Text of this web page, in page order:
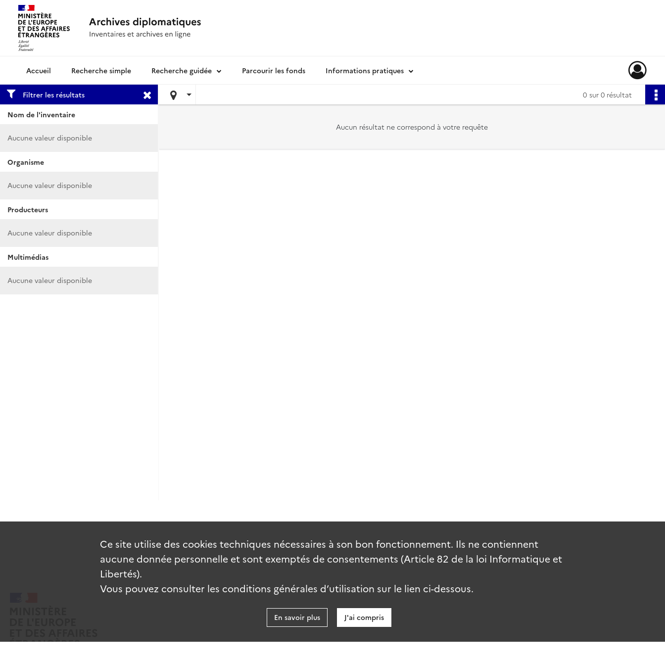
Archives diplomatiquesRecherche simple Recherche guidée Parcourir les fonds Informations pratiques
Filtrer les résultats
Nom de l'inventaire
Aucune valeur disponible
Organisme
Aucune valeur disponible
Producteurs
Aucune valeur disponible
Multimédias
Aucune valeur disponible
0 sur 0 résultat
Aucun résultat ne correspond à votre requête
Ce site utilise des cookies techniques nécessaires à son bon fonctionnement. Ils ne contiennent
aucune donnée personnelle et sont exemptés de consentements (Article 82 de la loi Informatique et
Libertés).
Vous pouvez consulter les conditions générales d’utilisation sur le lien ci-dessous.
En savoir plus J'ai compris